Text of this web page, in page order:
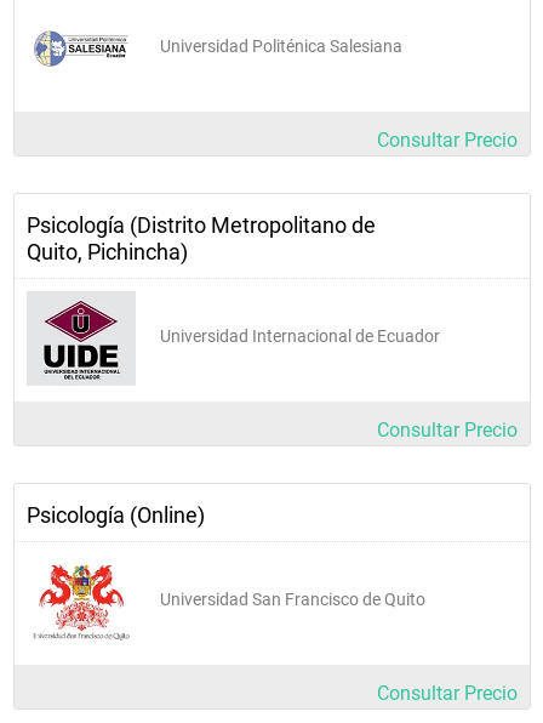
Universidad Politénica Salesiana
Consultar Precio
Psicología (Distrito Metropolitano de
Quito, Pichincha)
Universidad Internacional de Ecuador
Consultar Precio
Psicología (Online)
Universidad San Francisco de Quito
Consultar Precio